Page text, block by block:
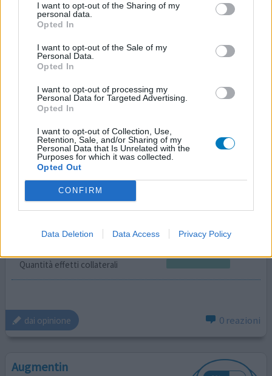
I want to opt-out of the Sharing of my
personal data.
Opted In
I want to opt-out of the Sale of my
Personal Data.
Opted In
I want to opt-out of processing my
Personal Data for Targeted Advertising.
Opted In
I want to opt-out of Collection, Use,
Retention, Sale, and/or Sharing of my
Personal Data that Is Unrelated with the
Purposes for which it was collected.
Opted Out
CONFIRM
Data Deletion Data Access Privacy Policy
Avevo solo un semplice mal di gola ....con dolori forti nel
deglutire ......mi sono ritrovata con .: debolezza
...abbassamento della vista e bruciore forte quando
durino....mai più ...la mia piccola gli furono somministrate
le gocce per aerosol...dopo accusava difficoltà
respiratoria.......che merca di prodotto è pensare che i
medici te lo consigliano prima di altri.....
dai opinione
Augmentin
19/11/2016 | Uomo | 33
amoxicillina triidrata / potassio
clavulanato (1000/100mg)
Non presente nella lista
Quantità effetti collaterali
dai opinione 0 reazioni
Augmentin